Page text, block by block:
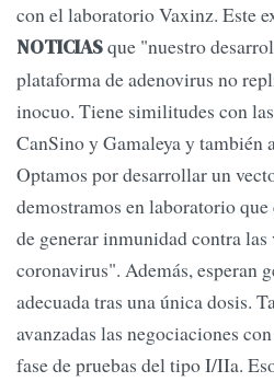
con el laboratorio Vaxinz. Este
NOTICIASque "nuestro
plataforma de adenovirus no
inocuo. Tiene similitudes con
CanSino y Gamaleya y también
Optamos por desarrollar un
demostramos en laboratorio
de generar inmunidad contra
coronavirus". Además, esperan
adecuada tras una única dosis.
avanzadas las negociaciones
fase de pruebas del tipo I/IIa.